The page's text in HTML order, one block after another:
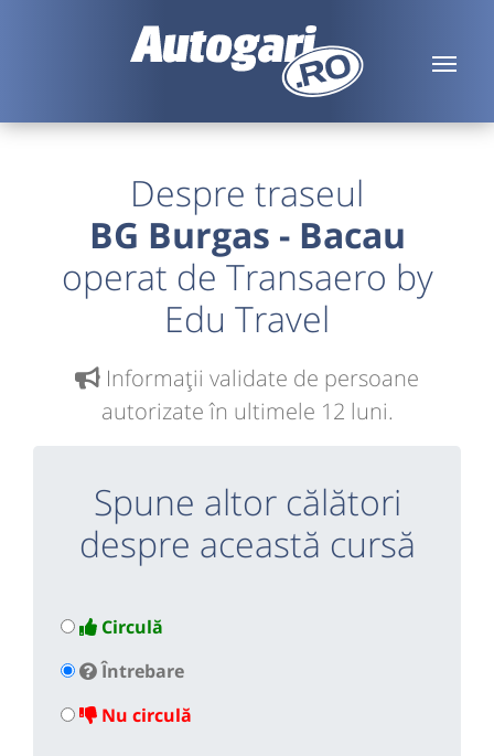
Despre traseul
BG Burgas - Bacau
operat de Transaero by
Edu Travel
Informaţii validate de persoane
autorizate în ultimele 12 luni.
Spune altor călători
despre această cursă
Circulă
Întrebare
Nu circulă